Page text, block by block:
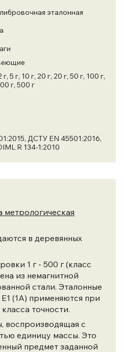
эталонная
г, 5 г, 10 г, 20 г, 20 г, 50 г, 100 г,
г, 500 г
ДСТУ EN 45501:2016,
R 134-1:2010
метрологическая
в деревянных
1 г - 500 г (класс
из немагнитной
стали. Эталонные
(1А) применяются при
точности.
воспроизводящая с
единицу массы. Это
предмет заданной